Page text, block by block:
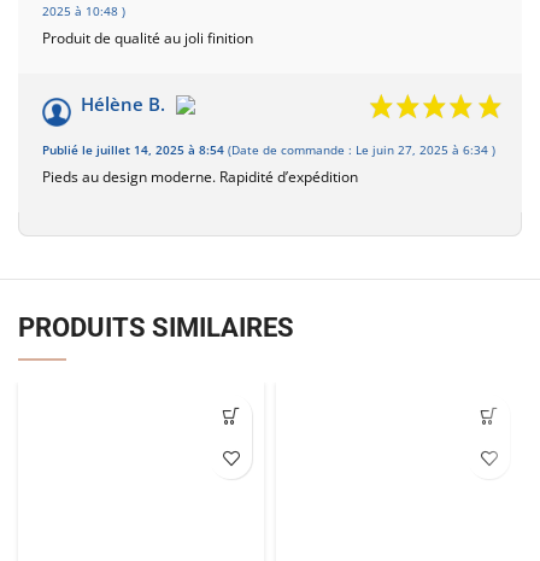
2025 à 10:48 )
Produit de qualité au joli finition
Hélène B.
Publié le juillet 14, 2025 à 8:54 (Date de commande : Le juin 27, 2025 à 6:34 )
Pieds au design moderne. Rapidité d’expédition
PRODUITS SIMILAIRES